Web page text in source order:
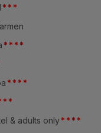
* * *
* * * *
* * * *
* *
& adults only * * * *